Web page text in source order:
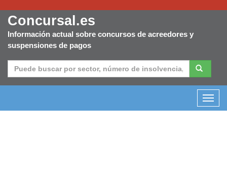
Concursal.es
Información actual sobre concursos de acreedores y
suspensiones de pagos